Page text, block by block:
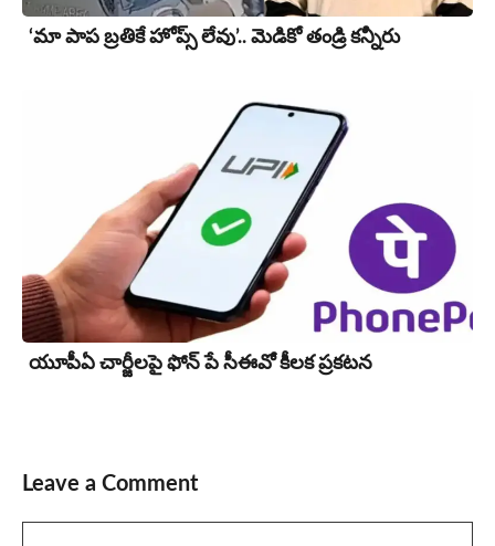
‘మా పాప బ్రతికే హోప్స్ లేవు’.. మెడికో తండ్రి కన్నీరు
యూపీఏ చార్జీల‌పై ఫోన్ పే సీఈవో కీల‌క ప్ర‌క‌ట‌న‌
Leave a Comment